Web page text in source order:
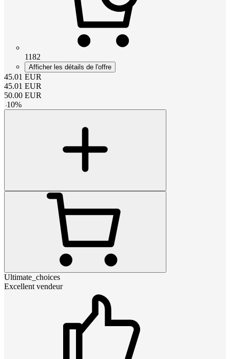
1182
Afficher les détails de l'offre
45.01 EUR
45.01 EUR
50.00 EUR
-10%
Ultimate_choices
Excellent vendeur